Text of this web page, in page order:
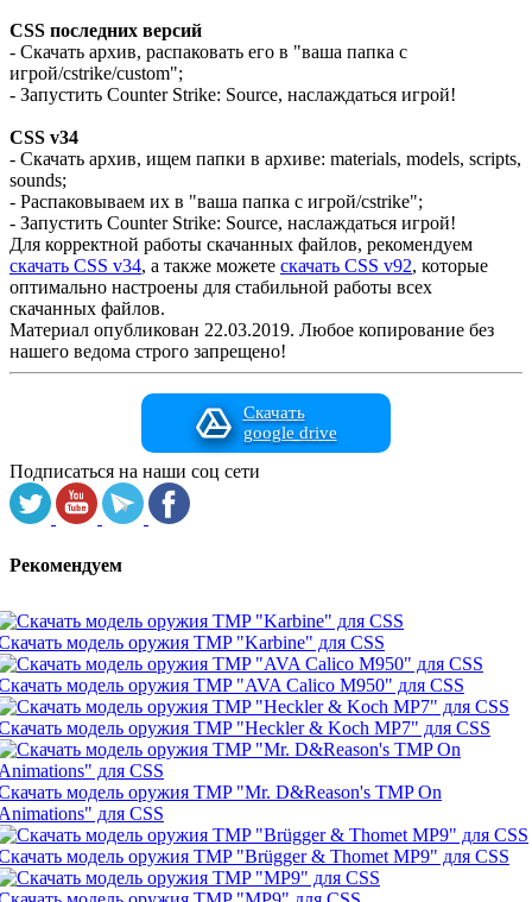
CSS последних версий
- Скачать архив, распаковать его в "ваша папка с
игрой/cstrike/custom";
- Запустить Counter Strike: Source, наслаждаться игрой!
CSS v34
- Скачать архив, ищем папки в архиве: materials, models, scripts,
sounds;
- Распаковываем их в "ваша папка с игрой/cstrike";
- Запустить Counter Strike: Source, наслаждаться игрой!
Для корректной работы скачанных файлов, рекомендуем
скачать CSS v34, а также можете скачать CSS v92, которые
оптимально настроены для стабильной работы всех
скачанных файлов.
Материал опубликован 22.03.2019. Любое копирование без
нашего ведома строго запрещено!
Скачать
google drive
Подписаться на наши соц сети
Рекомендуем
модель оружия TMP "Karbine" для CSS
модель оружия TMP "AVA Calico M950" для CSS
модель оружия TMP "Heckler & Koch MP7" для CSS
модель оружия TMP "Mr. D&Reason's TMP On
для CSS
модель оружия TMP "Brügger & Thomet MP9" для CSS